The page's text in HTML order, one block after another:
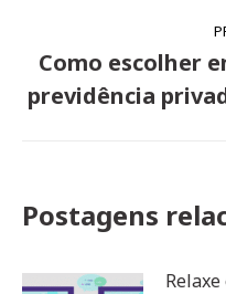
Como escolher
previdência
Postagens